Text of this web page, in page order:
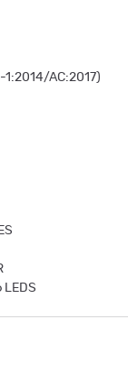
AC:2017)